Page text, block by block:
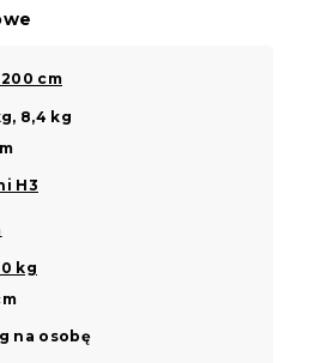
200 cm
8,4 kg
H3
kg
na osobę